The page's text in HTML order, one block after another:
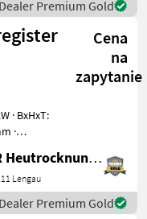
Dealer Premium Gold
Cena
na
zapytanie
· BxHxT:
·
Füllmenge
*
HSR Heutrocknung SR GmbH
Lengau
Dealer Premium Gold